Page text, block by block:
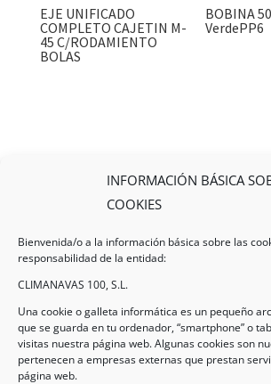
INFORMACIÓN BÁSICA
COOKIES
Bienvenida/o a la información básica sobre las
responsabilidad de la entidad:
CLIMANAVAS 100, S.L.
Una cookie o galleta informática es un pequeño
que se guarda en tu ordenador, “smartphone” o
visitas nuestra página web. Algunas cookies son
pertenecen a empresas externas que prestan
página web.
EJE UNIFICADO
COMPLETO CAJETIN M-
45 C/RODAMIENTO
BOLAS
BOBINA
VerdePP6
Legal